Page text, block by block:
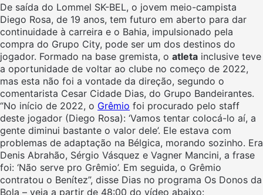
De saída do Lommel SK-BEL, o jovem meio-campista
Diego Rosa, de 19 anos, tem futuro em aberto para dar
continuidade à carreira e o Bahia, impulsionado pela
compra do Grupo City, pode ser um dos destinos do
jogador. Formado na base gremista, o atleta inclusive teve
a oportunidade de voltar ao clube no começo de 2022,
mas esta não foi a vontade da direção, segundo o
comentarista Cesar Cidade Dias, do Grupo Bandeirantes.
“No início de 2022, o Grêmio foi procurado pelo staff
deste jogador (Diego Rosa): ‘Vamos tentar colocá-lo aí, a
gente diminui bastante o valor dele’. Ele estava com
problemas de adaptação na Bélgica, morando sozinho. Era
Denis Abrahão, Sérgio Vásquez e Vagner Mancini, a frase
foi: ‘Não serve pro Grêmio’. Em seguida, o Grêmio
contratou o Benítez”, disse Dias no programa Os Donos da
Bola – veja a partir de 48:00 do vídeo abaixo: